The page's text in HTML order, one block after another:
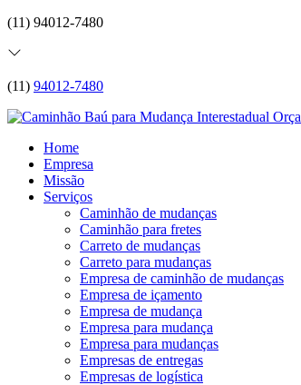
(11) 94012-7480
(11) 94012-7480
Home
Empresa
Missão
Serviços
Caminhão de mudanças
Caminhão para fretes
Carreto de mudanças
Carreto para mudanças
Empresa de caminhão de mudanças
Empresa de içamento
Empresa de mudança
Empresa para mudança
Empresa para mudanças
Empresas de entregas
Empresas de logística